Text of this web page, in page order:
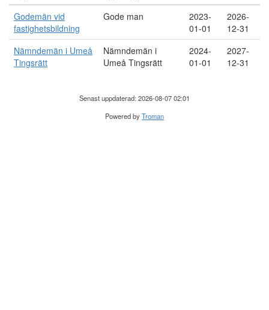
Godemän vid
fastighetsbildning
Gode man
2023-
01-01
2026-
12-31
Nämndemän i Umeå
Tingsrätt
Nämndemän i
Umeå Tingsrätt
2024-
01-01
2027-
12-31
Senast uppdaterad: 2026-08-07 02:01
Powered byTroman